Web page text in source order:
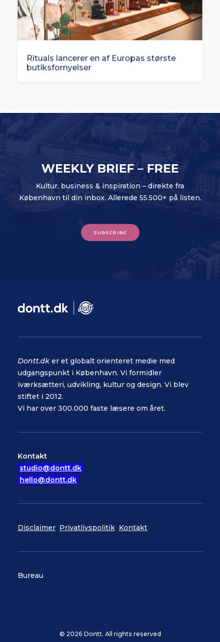
Rituals lancerer en af Europas største
butiksfornyelser
WEEKLY BRIEF – FREE
Kultur, business & inspiration – direkte fra
København til din inbox. Allerede 55.500+ på listen.
SUBSCRIBE
Dontt.dk er et globalt orienteret medie med
udgangspunkt i København. Vi formidler
iværksætteri, udvikling, kultur og design. Vi blev
stiftet i 2012.
Vi har over 300.000 faste læsere om året.
Kontakt
studio@dontt.dk
hello@dontt.dk
Disclaimer Privatlivspolitik Kontakt
Bureau
© 2026 Dontt. All rights reserved